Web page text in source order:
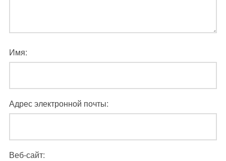
Имя:
Адрес электронной почты:
Веб-сайт: